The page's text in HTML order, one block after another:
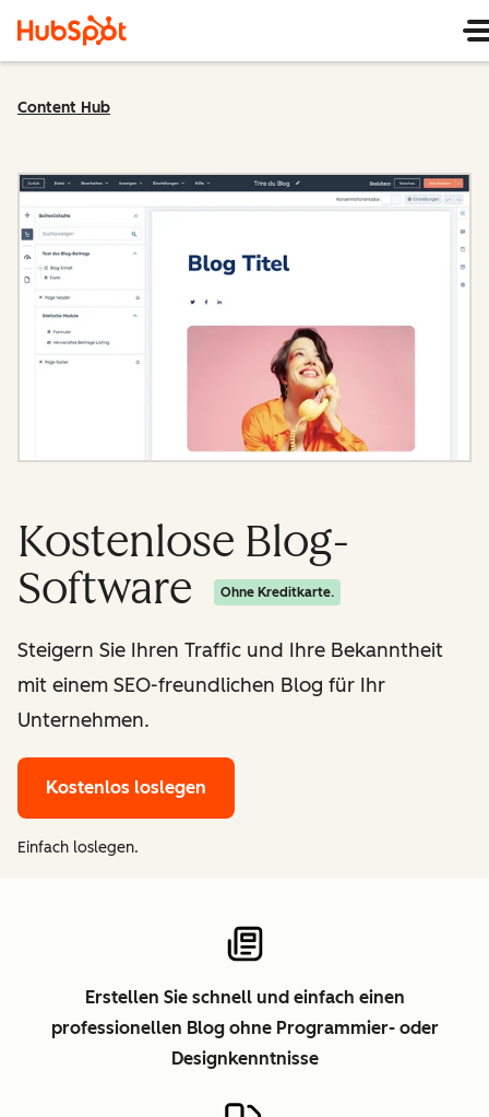
Content Hub
Kostenlose Blog-
Software
Ohne Kreditkarte.
Steigern Sie Ihren Traffic und Ihre Bekanntheit
mit einem SEO-freundlichen Blog für Ihr
Unternehmen.
Kostenlos loslegen
Einfach loslegen.
Erstellen Sie schnell und einfach einen
professionellen Blog ohne Programmier- oder
Designkenntnisse